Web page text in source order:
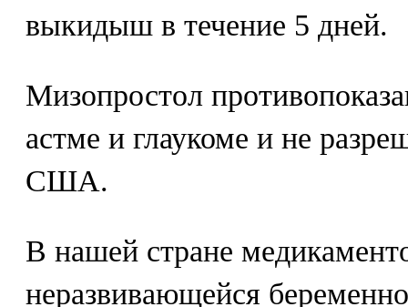
выкидыш в течение 5 дней.
Мизопростол
астме и глаукоме и не
США.
В нашей стране
неразвивающейся